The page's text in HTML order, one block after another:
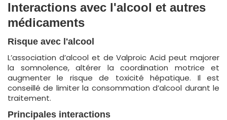
Interactions avec l'alcool et autres
médicaments
Risque avec l'alcool
L’association d’alcool et de Valproic Acid peut majorer
la somnolence, altérer la coordination motrice et
augmenter le risque de toxicité hépatique. Il est
conseillé de limiter la consommation d’alcool durant le
traitement.
Principales interactions